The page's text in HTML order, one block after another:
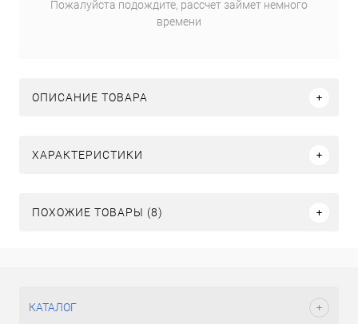
Пожалуйста подождите, рассчет займет немного
времени
ОПИСАНИЕ ТОВАРА
ХАРАКТЕРИСТИКИ
ПОХОЖИЕ ТОВАРЫ (8)
КАТАЛОГ